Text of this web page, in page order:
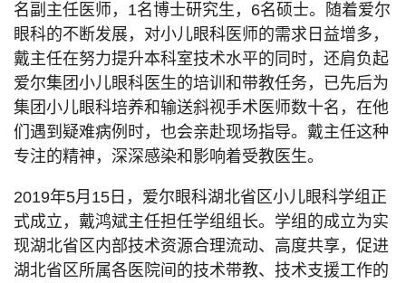
名副主任医师，1名博士研究生，6名硕士。随着爱尔
眼科的不断发展，对小儿眼科医师的需求日益增多，
戴主任在努力提升本科室技术水平的同时，还肩负起
爱尔集团小儿眼科医生的培训和带教任务，已先后为
集团小儿眼科培养和输送斜视手术医师数十名，在他
们遇到疑难病例时，也会亲赴现场指导。戴主任这种
专注的精神，深深感染和影响着受教医生。
2019年5月15日，爱尔眼科湖北省区小儿眼科学组正
式成立，戴鸿斌主任担任学组组长。学组的成立为实
现湖北省区内部技术资源合理流动、高度共享，促进
湖北省区所属各医院间的技术带教、技术支援工作的